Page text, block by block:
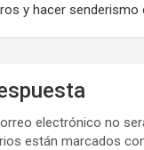
y hacer senderismo
electrónico no
están marcados